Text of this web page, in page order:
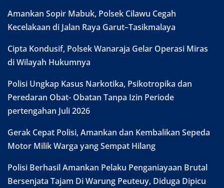
Amankan Sopir Mabuk, Polsek Cilawu Cegah
Kecelakaan di Jalan Raya Garut–Tasikmalaya
Cipta Kondusif, Polsek Wanaraja Gelar Operasi Miras
di Wilayah Hukumnya
Polisi Ungkap Kasus Narkotika, Psikotropika dan
Peredaran Obat- Obatan Tanpa Izin Periode
pertengahan Juli 2026
Gerak Cepat Polisi, Amankan dan Kembalikan Sepeda
Motor Milik Warga yang Sempat Hilang
Polisi Berhasil Amankan Pelaku Penganiayaan Brutal
Bersenjata Tajam Di Warung Peuteuy, Diduga Dipicu